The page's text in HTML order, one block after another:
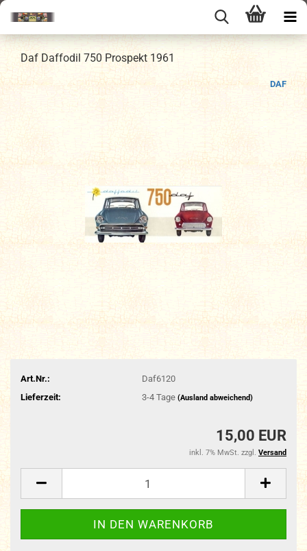
Daf Daffodil 750 Prospekt 1961
DAF
Art.Nr.:
Daf6120
Lieferzeit:
3-4 Tage (Ausland abweichend)
15,00 EUR
inkl. 7% MwSt. zzgl. Versand